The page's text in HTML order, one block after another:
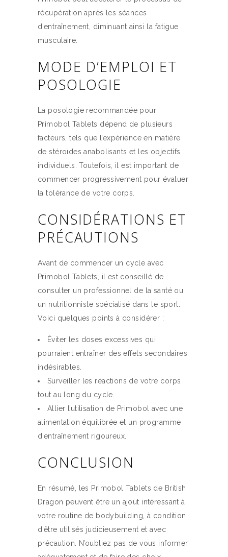
récupération après les séances
d’entraînement, diminuant ainsi la fatigue
musculaire.
MODE D’EMPLOI ET
POSOLOGIE
La posologie recommandée pour
Primobol Tablets dépend de plusieurs
facteurs, tels que l’expérience en matière
de stéroïdes anabolisants et les objectifs
individuels. Toutefois, il est important de
commencer progressivement pour évaluer
la tolérance de votre corps.
CONSIDÉRATIONS ET
PRÉCAUTIONS
Avant de commencer un cycle avec
Primobol Tablets, il est conseillé de
consulter un professionnel de la santé ou
un nutritionniste spécialisé dans le sport.
Voici quelques points à considérer :
Éviter les doses excessives qui
pourraient entraîner des effets secondaires
indésirables.
Surveiller les réactions de votre corps
tout au long du cycle.
Allier l’utilisation de Primobol avec une
alimentation équilibrée et un programme
d’entraînement rigoureux.
CONCLUSION
En résumé, les Primobol Tablets de British
Dragon peuvent être un ajout intéressant à
votre routine de bodybuilding, à condition
d’être utilisés judicieusement et avec
précaution. N’oubliez pas de vous informer